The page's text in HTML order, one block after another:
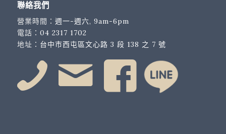
聯絡我們
營業時間： 週一-週六, 9am-6pm
電話： 04 2317 1702
地址： 台中市西屯區文心路 3 段 138 之 7 號